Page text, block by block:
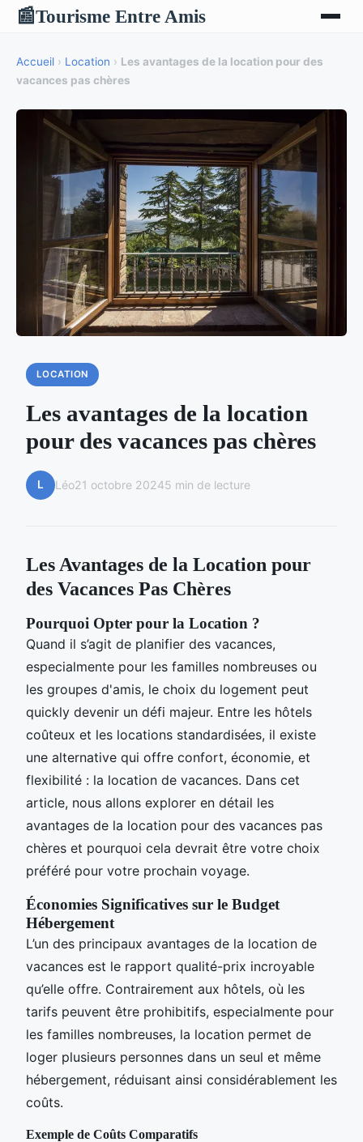
📰Tourisme Entre Amis
Accueil › Location › Les avantages de la location pour des
vacances pas chères
LOCATION
Les avantages de la location
pour des vacances pas chères
L Léo21 octobre 20245 min de lecture
Les Avantages de la Location pour
des Vacances Pas Chères
Pourquoi Opter pour la Location ?
Quand il s’agit de planifier des vacances,
especialmente pour les familles nombreuses ou
les groupes d'amis, le choix du logement peut
quickly devenir un défi majeur. Entre les hôtels
coûteux et les locations standardisées, il existe
une alternative qui offre confort, économie, et
flexibilité : la location de vacances. Dans cet
article, nous allons explorer en détail les
avantages de la location pour des vacances pas
chères et pourquoi cela devrait être votre choix
préféré pour votre prochain voyage.
Économies Significatives sur le Budget
Hébergement
L’un des principaux avantages de la location de
vacances est le rapport qualité-prix incroyable
qu’elle offre. Contrairement aux hôtels, où les
tarifs peuvent être prohibitifs, especialmente pour
les familles nombreuses, la location permet de
loger plusieurs personnes dans un seul et même
hébergement, réduisant ainsi considérablement les
coûts.
Exemple de Coûts Comparatifs